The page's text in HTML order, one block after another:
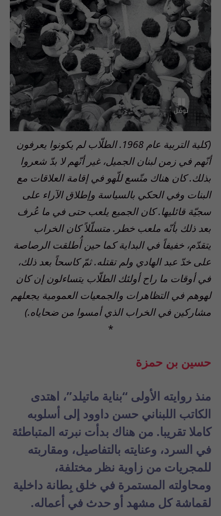
(كلية التربية عام 1968. الطلّاب لم يكونوا يعرفون
أنّهم في زمن لبنان الجميل، غير أنّهم لا بدّ شعروا
بذلك. كان هناك متّسع للّهو في إقامة العلاقات مع
البنات وفي الحكي بالسياسة وإطلاق الآراء على
سجيّة قائليها. كان الجميع يلعب حتى في ما عُرف
بعد ذلك بأنّه ملعب خطر. متسلّلاً كان الخراب
يتقدّم، خفيفاً في البداية كما حين أُطلقت الرصاصة
على خدّ عبد الهادي ولم تقتله. ثمّ كاسحاً بعد ذلك،
في أوقات ما راح أولئك الطلّاب يتساءلون إن كان
لهوهم في التظاهرات والجمعيات العمومية يجعلهم
مشاركين في الخراب الذي أمسوا من ضحاياه.)
*
حسين بن حمزة
منذ روايته الأولى “بناية ماتيلد”، اهتدى
الكاتب اللبناني حسن داوود إلى أسلوبه
كاملا تقريبا. من هناك بدأت نبرته المتباطئة
في السرد، وعنايته بالتفاصيل، ومقاربته
للمجريات من زاوية نظر مختلفة،
ومحاولته المستمرة في خلق بِطانة داخلية
لقماشة كل مشهد أو حدث في أعماله.